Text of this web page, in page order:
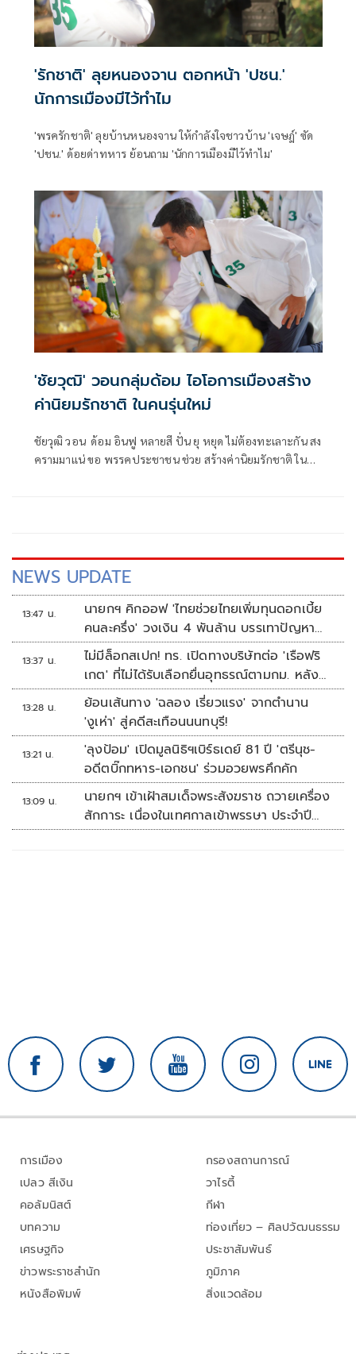
'รักชาติ' ลุยหนองจาน ตอกหน้า 'ปชน.'
นักการเมืองมีไว้ทำไม
'พรครักชาติ' ลุยบ้านหนองจาน ให้กำลังใจชาวบ้าน 'เจษฎ์' ซัด
'ปชน.' ด้อยด่าทหาร ย้อนถาม 'นักการเมืองมีไว้ทำไม'
'ชัยวุฒิ' วอนกลุ่มด้อม ไอโอการเมืองสร้าง
ค่านิยมรักชาติ ในคนรุ่นใหม่
ชัยวุฒิ วอน ด้อม อินฟู หลายสี ปั่น ยุ หยุด ไม่ต้องทะเลาะกัน สง
ครามมาเเน่ ขอ พรรคประชาชน ช่วย สร้างค่านิยมรักชาติ ในคน
NEWS UPDATE
13:47 น.
นายกฯ คิกออฟ 'ไทยช่วยไทยเพิ่มทุนดอกเบี้ย
คนละครึ่ง' วงเงิน 4 พันล้าน บรรเทาปัญหา
ปากท้อง
13:37 น.
ไม่มีล็อกสเปก! ทร. เปิดทางบริษัทต่อ 'เรือฟริ
เกต' ที่ไม่ได้รับเลือกยื่นอุทธรณ์ตามกม. หลัง
เซ็นอนุมัติเรียบร้อย
13:28 น.
ย้อนเส้นทาง 'ฉลอง เรี่ยวแรง' จากตำนาน
'งูเห่า' สู่คดีสะเทือนนนทบุรี!
13:21 น.
'ลุงป้อม' เปิดมูลนิธิฯเบิร์ธเดย์ 81 ปี 'ตรีนุช-
อดีตบิ๊กทหาร-เอกชน' ร่วมอวยพรคึกคัก
13:09 น.
นายกฯ เข้าเฝ้าสมเด็จพระสังฆราช ถวายเครื่อง
สักการะ เนื่องในเทศกาลเข้าพรรษา ประจำปี
2569
การเมือง
เปลว สีเงิน
คอลัมนิสต์
บทความ
เศรษฐกิจ
ข่าวพระราชสำนัก
หนังสือพิมพ์
กรองสถานการณ์
วาไรตี้
กีฬา
ท่องเที่ยว – ศิลปวัฒนธรรม
ประชาสัมพันธ์
ภูมิภาค
สิ่งแวดล้อม